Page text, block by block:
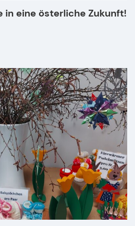
in eine österliche Zukunft!